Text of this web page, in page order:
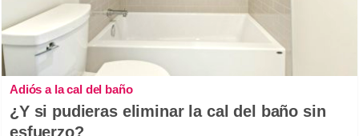
Adiós a la cal del baño
¿Y si pudieras eliminar la cal del baño sin
esfuerzo?